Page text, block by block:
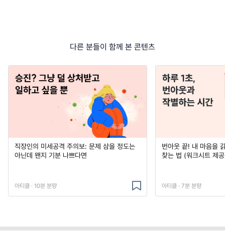
다른 분들이 함께 본 콘텐츠
직장인의 미세공격 주의보: 문제 삼을 정도는
아닌데 왠지 기분 나쁘다면
아티클 · 10분 분량
번아웃 끝! 내 마음을
찾는 법 (워크시트 제
아티클 · 7분 분량